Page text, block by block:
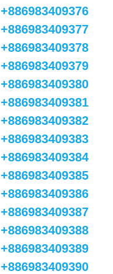
+886983409376
+886983409377
+886983409378
+886983409379
+886983409380
+886983409381
+886983409382
+886983409383
+886983409384
+886983409385
+886983409386
+886983409387
+886983409388
+886983409389
+886983409390